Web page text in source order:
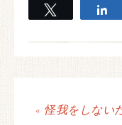
« 怪我をしない